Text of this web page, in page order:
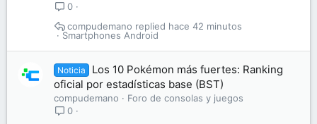
0
Smartphones Android
hace 42 minutos
compudemano
Noticia
Los 10 Pokémon más fuertes: Ranking
oficial por estadísticas base (BST)
compudemano
Foro de consolas y juegos
0